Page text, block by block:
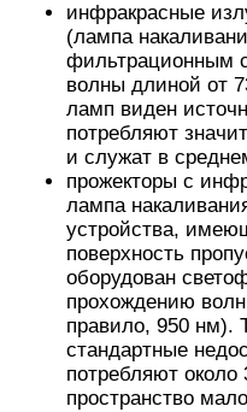
инфракрасные
(лампа
фильтрационным
волны длиной от
ламп виден
потребляют
и служат в
прожекторы с
лампа
устройства,
поверхность
оборудован
прохождению
правило, 950 нм).
стандартные
потребляют
пространство